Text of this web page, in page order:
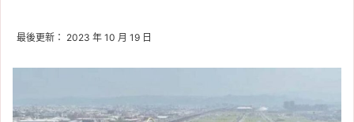
最後更新： 2023 年 10 月 19 日